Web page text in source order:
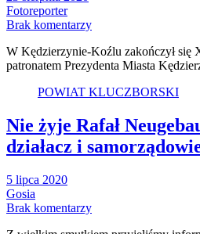
Fotoreporter
Brak komentarzy
W Kędzierzynie-Koźlu zakończył się
patronatem Prezydenta Miasta
POWIAT KLUCZBORSKI
Nie żyje Rafał
działacz i
5 lipca 2020
Gosia
Brak komentarzy